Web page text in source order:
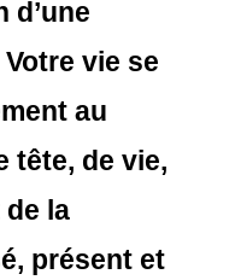
d’une
vie se
au
tête, de vie,
la
présent et